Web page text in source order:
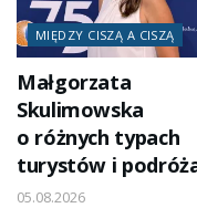
MIĘDZY CISZĄ A CISZĄ
Małgorzata
Skulimowska
o różnych typach
turystów i
05.08.2026